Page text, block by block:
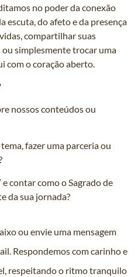
no poder da conexão
escuta, do afeto e da presença
compartilhar suas
ou simplesmente trocar uma
com o coração aberto.
nossos conteúdos ou
fazer uma parceria ou
e contar como o Sagrado de
da sua jornada?
ou envie uma mensagem
Respondemos com carinho e
respeitando o ritmo tranquilo